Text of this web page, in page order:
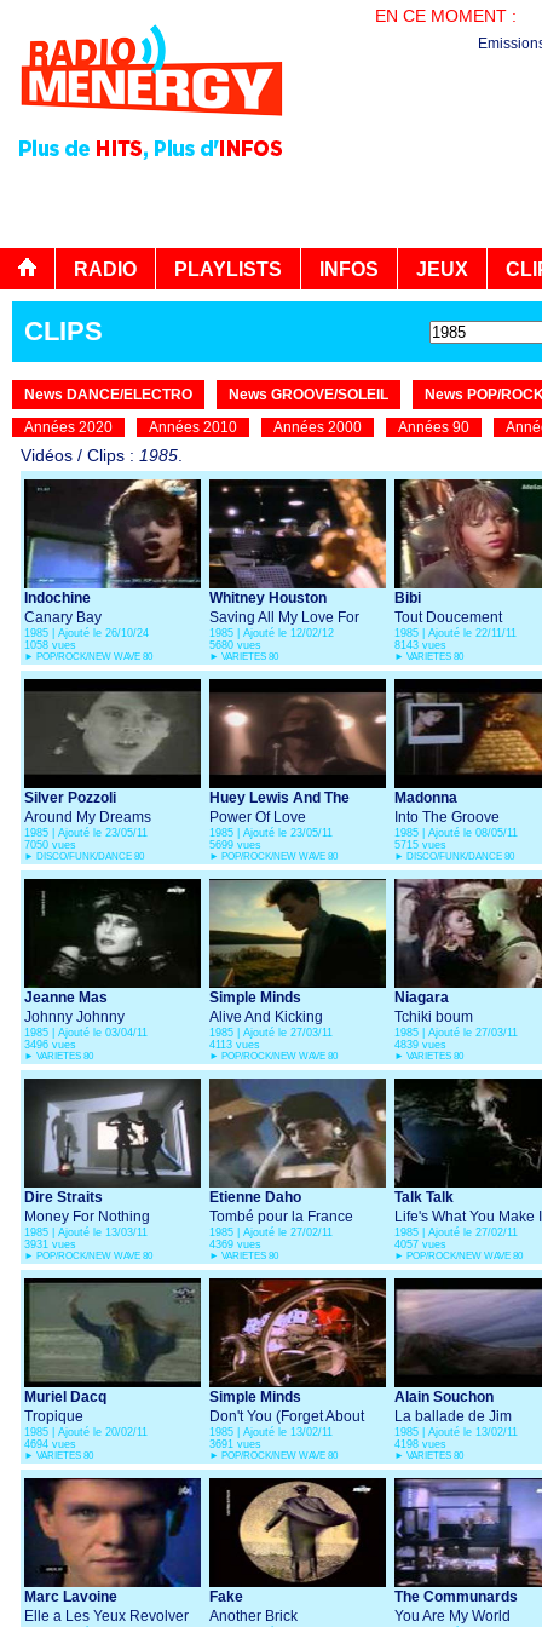
EN CE MOMENT :
RADIO PLAYLISTS INFOS JEUX
CLIPS
News DANCE/ELECTRO News GROOVE/SOLEIL
News POP/
Années 2020
Années 2010 Années 2000 Années 90
Vidéos / Clips : 1985
Indochine
Canary Bay
1985 | Ajouté le 26/10/24
1058 vues
► POP/ROCK/NEW WAVE 80
Whitney Houston
Saving All My Love For
You
1985 | Ajouté le 12/02/12
5680 vues
► VARIETES 80
Bibi
Tout Doucement
1985 | Ajouté le 22/11/11
8143 vues
► VARIETES 80
Silver Pozzoli
Around My Dreams
1985 | Ajouté le 23/05/11
7050 vues
► DISCO/FUNK/DANCE 80
Huey Lewis And The
News
Power Of Love
1985 | Ajouté le 23/05/11
5699 vues
► POP/ROCK/NEW WAVE 80
Madonna
Into The Groove
1985 | Ajouté le 08/05/11
5715 vues
► DISCO/FUNK/DANCE 80
Jeanne Mas
Johnny Johnny
1985 | Ajouté le 03/04/11
3496 vues
► VARIETES 80
Simple Minds
Alive And Kicking
1985 | Ajouté le 27/03/11
4113 vues
► POP/ROCK/NEW WAVE 80
Niagara
Tchiki boum
1985 | Ajouté le 27/03/11
4839 vues
► VARIETES 80
Dire Straits
Money For Nothing
1985 | Ajouté le 13/03/11
3931 vues
► POP/ROCK/NEW WAVE 80
Etienne Daho
Tombé pour la France
1985 | Ajouté le 27/02/11
4369 vues
► VARIETES 80
Talk Talk
Life's What You Make
1985 | Ajouté le 27/02/11
4057 vues
► POP/ROCK/NEW WAVE 80
Muriel Dacq
Tropique
1985 | Ajouté le 20/02/11
4694 vues
► VARIETES 80
Simple Minds
Don't You (Forget About
Me)
1985 | Ajouté le 13/02/11
3691 vues
► POP/ROCK/NEW WAVE 80
Alain Souchon
La ballade de Jim
1985 | Ajouté le 13/02/11
4198 vues
► VARIETES 80
Marc Lavoine
Elle a Les Yeux Revolver
Fake
Another Brick
The Communards
You Are My World